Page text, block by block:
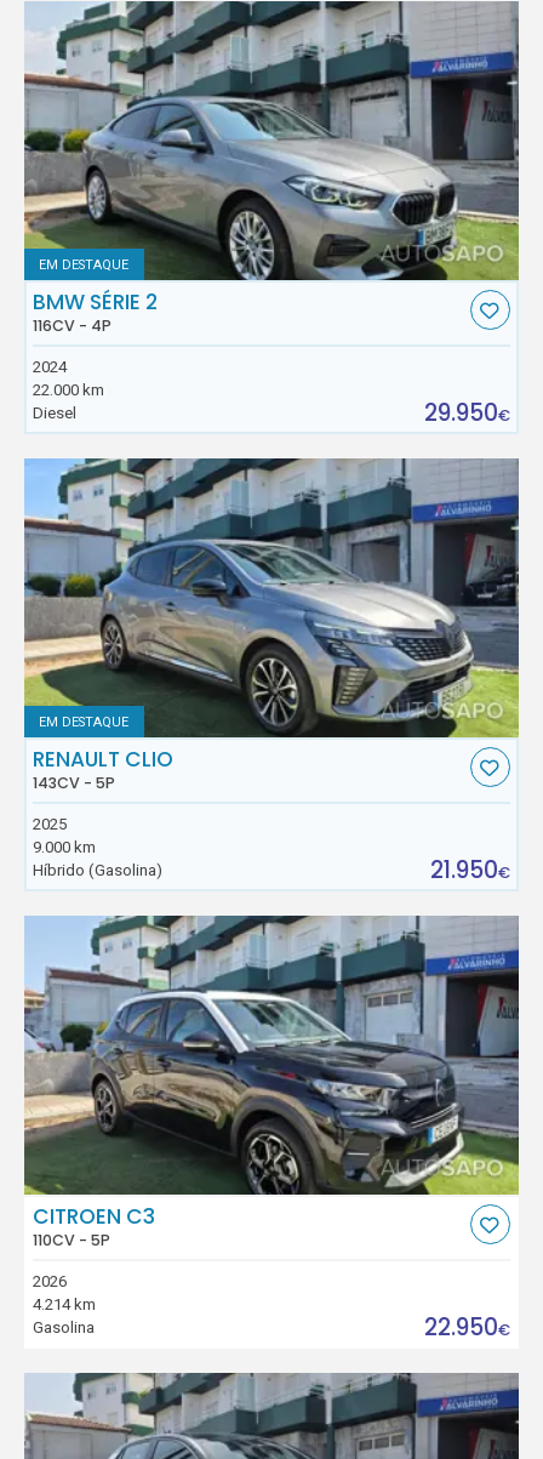
EM DESTAQUE
BMW SÉRIE 2
116CV - 4P
2024
22.000 km
Diesel
29.950€
EM DESTAQUE
RENAULT CLIO
143CV - 5P
2025
9.000 km
Híbrido (Gasolina)
21.950€
CITROEN C3
110CV - 5P
2026
4.214 km
Gasolina
22.950€